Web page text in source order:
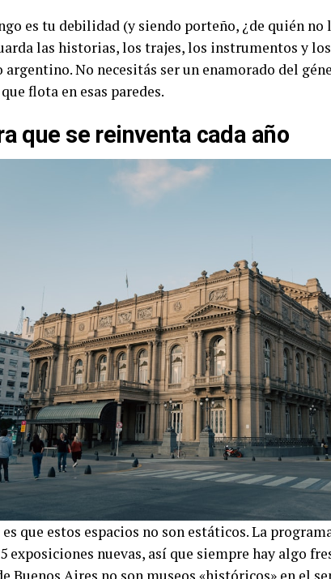
es tu debilidad (y siendo porteño, ¿de quién no
las historias, los trajes, los instrumentos y
argentino. No necesitás ser un enamorado del
flota en esas paredes.
que se reinventa cada año
que estos espacios no son estáticos. La
exposiciones nuevas, así que siempre hay algo